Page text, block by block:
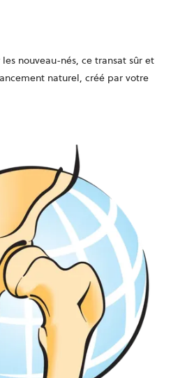
nouveau-nés, ce transat sûr et
naturel, créé par votre